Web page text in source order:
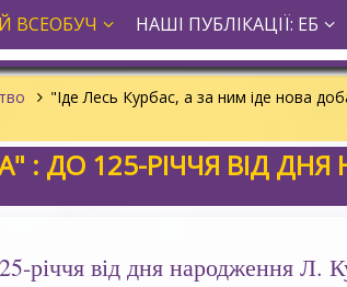
ВСЕОБУЧ НАШІ ПУБЛІКАЦІЇ: ЕБ
"Іде Лесь Курбас, а за ним іде нова
: ДО 125-РІЧЧЯ ВІД
річчя від дня народження Л.